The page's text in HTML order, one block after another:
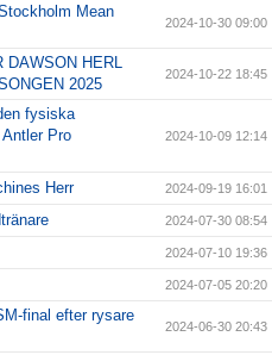
Mean
2024-10-30 09:00
HERL
2025
2024-10-22 18:45
fysiska
Pro
2024-10-09 12:14
Herr 2024-09-19 16:01
2024-07-30 08:54
2024-07-10 19:36
2024-07-05 20:20
final efter rysare
2024-06-30 20:43